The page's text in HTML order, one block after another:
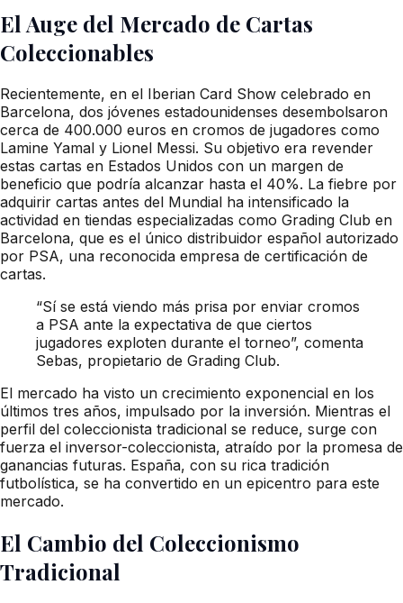
El Auge del Mercado de Cartas
Coleccionables
Recientemente, en el Iberian Card Show celebrado en
Barcelona, dos jóvenes estadounidenses desembolsaron
cerca de 400.000 euros en cromos de jugadores como
Lamine Yamal y Lionel Messi. Su objetivo era revender
estas cartas en Estados Unidos con un margen de
beneficio que podría alcanzar hasta el 40%. La fiebre por
adquirir cartas antes del Mundial ha intensificado la
actividad en tiendas especializadas como Grading Club en
Barcelona, que es el único distribuidor español autorizado
por PSA, una reconocida empresa de certificación de
cartas.
“Sí se está viendo más prisa por enviar cromos
a PSA ante la expectativa de que ciertos
jugadores exploten durante el torneo”, comenta
Sebas, propietario de Grading Club.
El mercado ha visto un crecimiento exponencial en los
últimos tres años, impulsado por la inversión. Mientras el
perfil del coleccionista tradicional se reduce, surge con
fuerza el inversor-coleccionista, atraído por la promesa de
ganancias futuras. España, con su rica tradición
futbolística, se ha convertido en un epicentro para este
mercado.
El Cambio del Coleccionismo
Tradicional